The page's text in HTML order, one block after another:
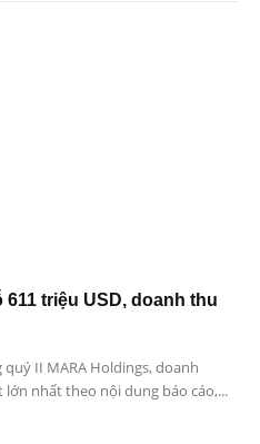
triệu USD, doanh thu
II MARA Holdings, doanh
nhất theo nội dung báo cáo,...